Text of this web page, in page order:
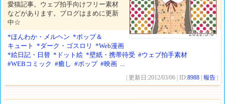
2012.3.6
愛猫記事。ウェブ拍手向けフリー素材
などがあります。ブログはまめに更新
中☆
*ほんわか・メルヘン *ポップ＆
キュート
*ダーク・ゴスロリ
*Web漫画
*絵日記・日替 *ドット絵 *壁紙・携帯待受 #ウェブ拍手素材
#WEBコミック #癒し #ポップ #映画 ...
| 更新日:2012/03/06 | ID:8988 |報告